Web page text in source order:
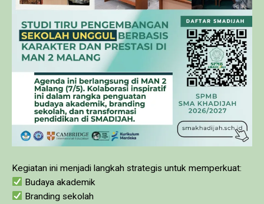
Kegiatan ini menjadi langkah strategis untuk memperkuat:
Budaya akademik
Branding sekolah